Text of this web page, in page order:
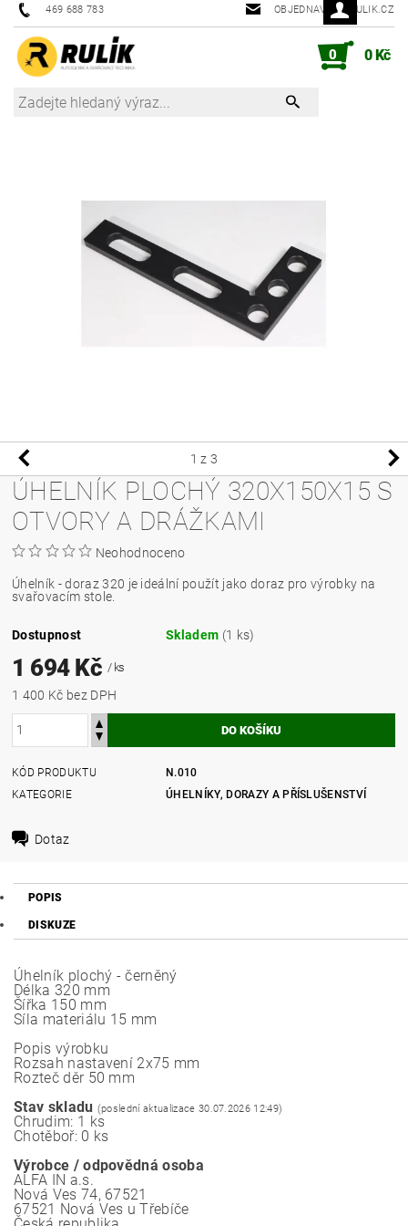
469 688 783 OBJEDNAVKY@RULIK.CZ
0 0 Kč
1 z 3
ÚHELNÍK PLOCHÝ 320X150X15 S
OTVORY A DRÁŽKAMI
Neohodnoceno
Úhelník - doraz 320 je ideální použít jako doraz pro výrobky na
svařovacím stole.
Dostupnost Skladem (1 ks)
1 694 Kč / ks
1 400 Kč bez DPH
KÓD PRODUKTU
N.010
KATEGORIE
ÚHELNÍKY, DORAZY A PŘÍSLUŠENSTVÍ
Dotaz
POPIS
DISKUZE
Úhelník plochý - černěný
Délka 320 mm
Šířka 150 mm
Síla materiálu 15 mm
Popis výrobku
Rozsah nastavení 2x75 mm
Rozteč děr 50 mm
Stav skladu (poslední aktualizace 30.07.2026 12:49)
Chrudim: 1 ks
Chotěboř: 0 ks
Výrobce / odpovědná osoba
ALFA IN a.s.
Nová Ves 74, 67521
67521 Nová Ves u Třebíče